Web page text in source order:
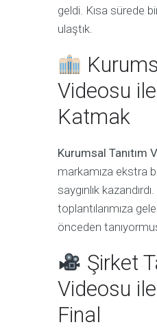
geldi. Kısa sürede
ulaştık.
Videosu
Katmak
Kurumsal Tanıtım
markamıza ekstra
saygınlık
toplantılarımıza
önceden
Şirket
Videosu
Final